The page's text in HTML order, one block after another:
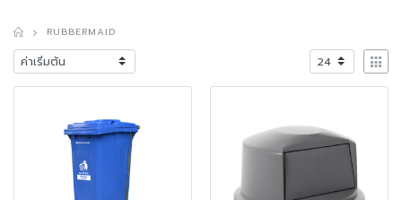
RUBBERMAID